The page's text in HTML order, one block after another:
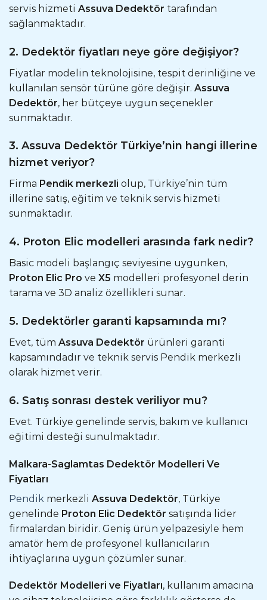
servis hizmeti Assuva Dedektör tarafından
sağlanmaktadır.
2. Dedektör fiyatları neye göre değişiyor?
Fiyatlar modelin teknolojisine, tespit derinliğine ve
kullanılan sensör türüne göre değişir. Assuva
Dedektör, her bütçeye uygun seçenekler
sunmaktadır.
3. Assuva Dedektör Türkiye’nin hangi illerine
hizmet veriyor?
Firma Pendik merkezli olup, Türkiye’nin tüm
illerine satış, eğitim ve teknik servis hizmeti
sunmaktadır.
4. Proton Elic modelleri arasında fark nedir?
Basic modeli başlangıç seviyesine uygunken,
Proton Elic Pro ve X5 modelleri profesyonel derin
tarama ve 3D analiz özellikleri sunar.
5. Dedektörler garanti kapsamında mı?
Evet, tüm Assuva Dedektör ürünleri garanti
kapsamındadır ve teknik servis Pendik merkezli
olarak hizmet verir.
6. Satış sonrası destek veriliyor mu?
Evet. Türkiye genelinde servis, bakım ve kullanıcı
eğitimi desteği sunulmaktadır.
Malkara-Saglamtas Dedektör Modelleri Ve
Fiyatları
Pendik merkezli Assuva Dedektör, Türkiye
genelinde Proton Elic Dedektör satışında lider
firmalardan biridir. Geniş ürün yelpazesiyle hem
amatör hem de profesyonel kullanıcıların
ihtiyaçlarına uygun çözümler sunar.
Dedektör Modelleri ve Fiyatları, kullanım amacına